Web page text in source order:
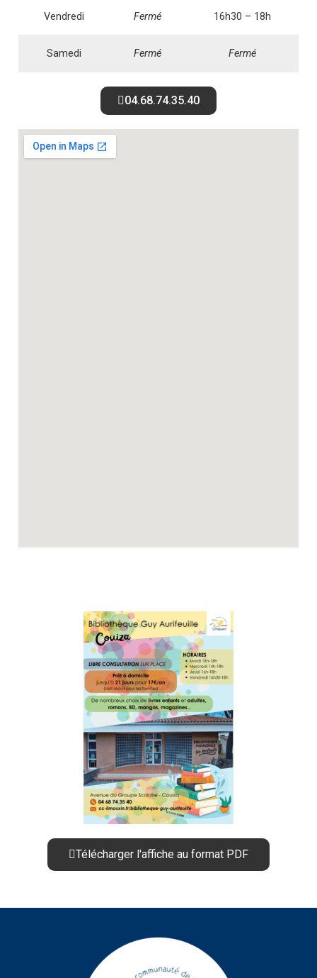
Vendredi Fermé 16h30 – 18h
Samedi Fermé Fermé
04.68.74.35.40
Télécharger l'affiche au format PDF